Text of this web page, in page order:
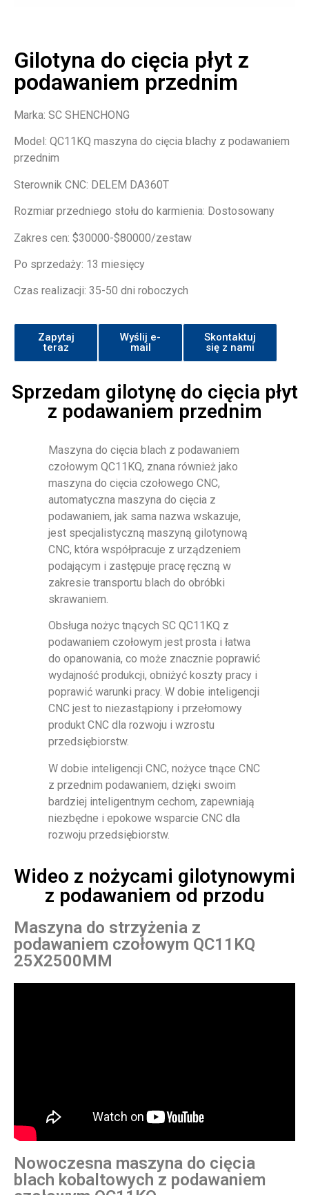
Gilotyna do cięcia płyt z
podawaniem przednim
Marka: SC SHENCHONG
Model: QC11KQ maszyna do cięcia blachy z podawaniem
przednim
Sterownik CNC: DELEM DA360T
Rozmiar przedniego stołu do karmienia: Dostosowany
Zakres cen: $30000-$80000/zestaw
Po sprzedaży: 13 miesięcy
Czas realizacji: 35-50 dni roboczych
Zapytaj
teraz
Wyślij e-
mail
Skontaktuj
się z nami
Sprzedam gilotynę do cięcia płyt
z podawaniem przednim
Maszyna do cięcia blach z podawaniem
czołowym QC11KQ, znana również jako
maszyna do cięcia czołowego CNC,
automatyczna maszyna do cięcia z
podawaniem, jak sama nazwa wskazuje,
jest specjalistyczną maszyną gilotynową
CNC, która współpracuje z urządzeniem
podającym i zastępuje pracę ręczną w
zakresie transportu blach do obróbki
skrawaniem.
Obsługa nożyc tnących SC QC11KQ z
podawaniem czołowym jest prosta i łatwa
do opanowania, co może znacznie poprawić
wydajność produkcji, obniżyć koszty pracy i
poprawić warunki pracy. W dobie inteligencji
CNC jest to niezastąpiony i przełomowy
produkt CNC dla rozwoju i wzrostu
przedsiębiorstw.
W dobie inteligencji CNC, nożyce tnące CNC
z przednim podawaniem, dzięki swoim
bardziej inteligentnym cechom, zapewniają
niezbędne i epokowe wsparcie CNC dla
rozwoju przedsiębiorstw.
Wideo z nożycami gilotynowymi
z podawaniem od przodu
Maszyna do strzyżenia z
podawaniem czołowym QC11KQ
25X2500MM
Nowoczesna maszyna do cięcia
blach kobaltowych z podawaniem